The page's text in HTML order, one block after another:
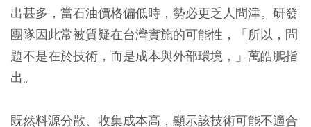
出甚多，當石油價格偏低時，勢必更乏人問津。研發
團隊因此常被質疑在台灣實施的可能性，「所以，問
題不是在於技術，而是成本與外部環境，」萬皓鵬指
出。
既然料源分散、收集成本高，顯示該技術可能不適合